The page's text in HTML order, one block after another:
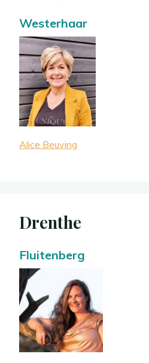
Westerhaar
Alice Beuving
Drenthe
Fluitenberg